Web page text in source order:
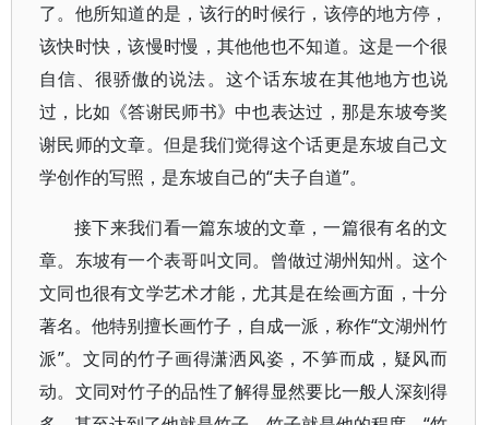
了。他所知道的是，该行的时候行，该停的地方停，
该快时快，该慢时慢，其他他也不知道。这是一个很
自信、很骄傲的说法。这个话东坡在其他地方也说
过，比如《答谢民师书》中也表达过，那是东坡夸奖
谢民师的文章。但是我们觉得这个话更是东坡自己文
学创作的写照，是东坡自己的“夫子自道”。
接下来我们看一篇东坡的文章，一篇很有名的文
章。东坡有一个表哥叫文同。曾做过湖州知州。这个
文同也很有文学艺术才能，尤其是在绘画方面，十分
著名。他特别擅长画竹子，自成一派，称作“文湖州竹
派”。文同的竹子画得潇洒风姿，不笋而成，疑风而
动。文同对竹子的品性了解得显然要比一般人深刻得